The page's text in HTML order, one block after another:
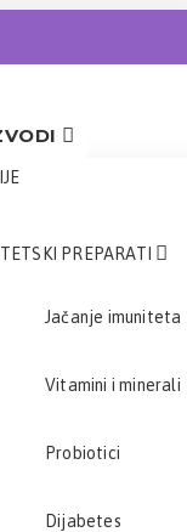
PREPARATI
Jačanje imuniteta
Vitamini i minerali
Probiotici
Dijabetes